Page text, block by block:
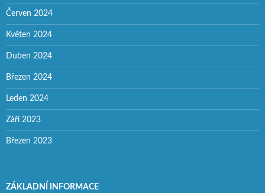
Červen 2024
Květen 2024
Duben 2024
Březen 2024
Leden 2024
Září 2023
Březen 2023
ZÁKLADNÍ INFORMACE